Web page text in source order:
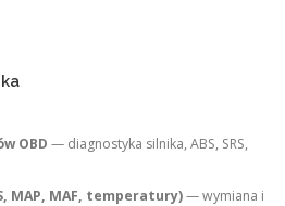
OBD — diagnostyka silnika, ABS, SRS,
MAP, MAF, temperatury)— wymiana i